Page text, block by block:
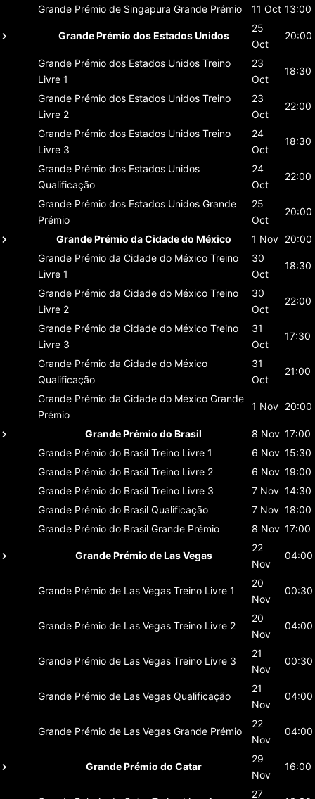
Grande Prémio de Singapura Grande Prémio 11 Oct 13:00
Grande Prémio dos Estados Unidos
25
Oct
20:00
Grande Prémio dos Estados Unidos Treino
Livre 1
23
Oct
18:30
Grande Prémio dos Estados Unidos Treino
Livre 2
23
Oct
22:00
Grande Prémio dos Estados Unidos Treino
Livre 3
24
Oct
18:30
Grande Prémio dos Estados Unidos
Qualificação
24
Oct
22:00
Grande Prémio dos Estados Unidos Grande
Prémio
25
Oct
20:00
Grande Prémio da Cidade do México 1 Nov 20:00
Grande Prémio da Cidade do México Treino
Livre 1
30
Oct
18:30
Grande Prémio da Cidade do México Treino
Livre 2
30
Oct
22:00
Grande Prémio da Cidade do México Treino
Livre 3
31
Oct
17:30
Grande Prémio da Cidade do México
Qualificação
31
Oct
21:00
Grande Prémio da Cidade do México Grande
Prémio
1 Nov 20:00
Grande Prémio do Brasil 8 Nov 17:00
Grande Prémio do Brasil Treino Livre 1 6 Nov 15:30
Grande Prémio do Brasil Treino Livre 2 6 Nov 19:00
Grande Prémio do Brasil Treino Livre 3 7 Nov 14:30
Grande Prémio do Brasil Qualificação 7 Nov 18:00
Grande Prémio do Brasil Grande Prémio 8 Nov 17:00
Grande Prémio de Las Vegas
22
Nov
04:00
Grande Prémio de Las Vegas Treino Livre 1
20
Nov
00:30
Grande Prémio de Las Vegas Treino Livre 2
20
Nov
04:00
Grande Prémio de Las Vegas Treino Livre 3
21
Nov
00:30
Grande Prémio de Las Vegas Qualificação
21
Nov
04:00
Grande Prémio de Las Vegas Grande Prémio
22
Nov
04:00
Grande Prémio do Catar
29
Nov
16:00
27